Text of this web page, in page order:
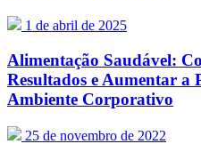
1 de abril de 2025
Alimentação Saudável:
Resultados e Aumentar a
Ambiente Corporativo
25 de novembro de 2022